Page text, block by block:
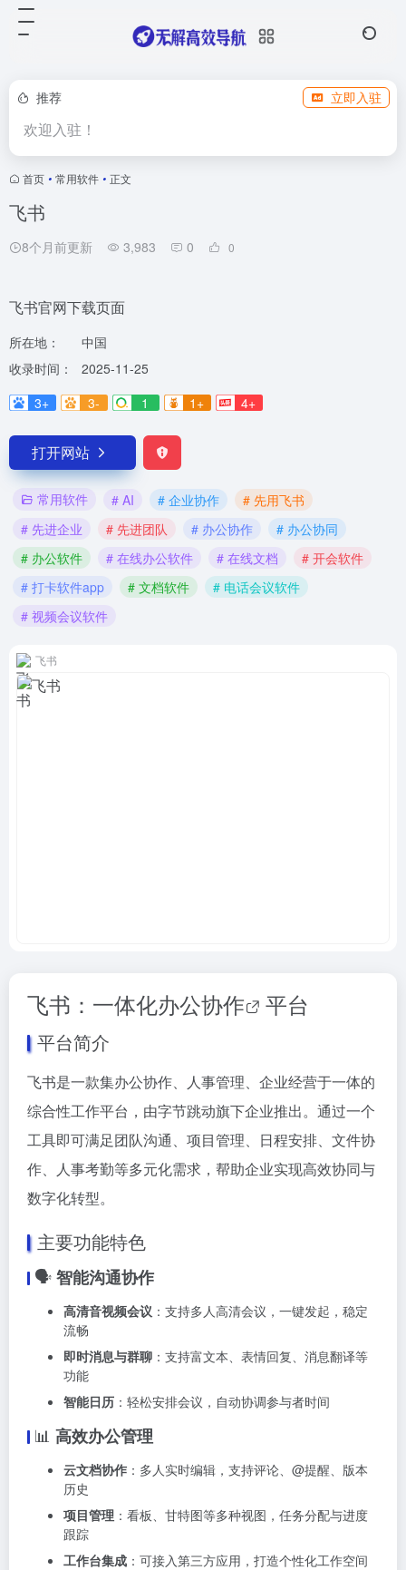
推荐 立即入驻
欢迎入驻！
首页 • 常用软件 • 正文
飞书
8个月前更新 3,983 0 0
飞书官网下载页面
所在地：
中国
收录时间：
2025-11-25
3+
3- 1 1+ 4+
打开网站
常用软件 # AI # 企业协作
# 先用飞书
# 先进企业
# 先进团队 # 办公协作
# 办公协同
# 办公软件
# 在线办公软件 # 在线文档
# 开会软件
# 打卡软件app
# 文档软件
# 电话会议软件
# 视频会议软件
飞书
飞书：一体化办公协作 平台
平台简介
飞书是一款集办公协作、人事管理、企业经营于一体的
综合性工作平台，由字节跳动旗下企业推出。通过一个
工具即可满足团队沟通、项目管理、日程安排、文件协
作、人事考勤等多元化需求，帮助企业实现高效协同与
数字化转型。
主要功能特色
🗣️智能沟通协作
高清音视频会议 ：支持多人高清会议，一键发起，稳定
流畅
即时消息与群聊 ：支持富文本、表情回复、消息翻译等
功能
智能日历 ：轻松安排会议，自动协调参与者时间
📊 高效办公管理
云文档协作 ：多人实时编辑，支持评论、@提醒、版本
历史
项目管理 ：看板、甘特图等多种视图，任务分配与进度
跟踪
工作台集成 ：可接入第三方应用，打造个性化工作空间